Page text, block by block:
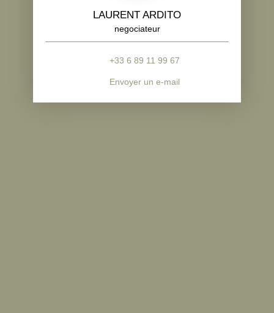
LAURENT ARDITO
negociateur
+33 6 89 11 99 67
Envoyer un e-mail